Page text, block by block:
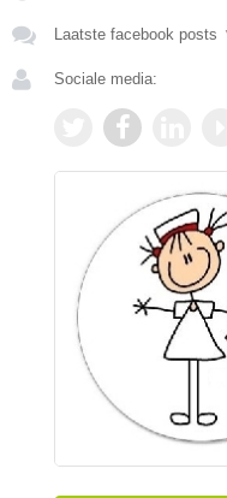
Laatste facebook posts
Sociale media: